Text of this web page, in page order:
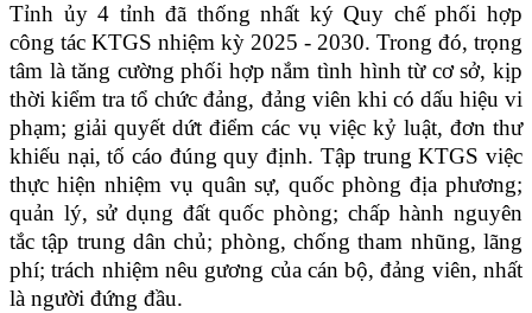
Tỉnh ủy 4 tỉnh đã thống nhất ký Quy chế phối hợp
công tác KTGS nhiệm kỳ 2025 - 2030. Trong đó, trọng
tâm là tăng cường phối hợp nắm tình hình từ cơ sở, kịp
thời kiểm tra tổ chức đảng, đảng viên khi có dấu hiệu vi
phạm; giải quyết dứt điểm các vụ việc kỷ luật, đơn thư
khiếu nại, tố cáo đúng quy định. Tập trung KTGS việc
thực hiện nhiệm vụ quân sự, quốc phòng địa phương;
quản lý, sử dụng đất quốc phòng; chấp hành nguyên
tắc tập trung dân chủ; phòng, chống tham nhũng, lãng
phí; trách nhiệm nêu gương của cán bộ, đảng viên, nhất
là người đứng đầu.